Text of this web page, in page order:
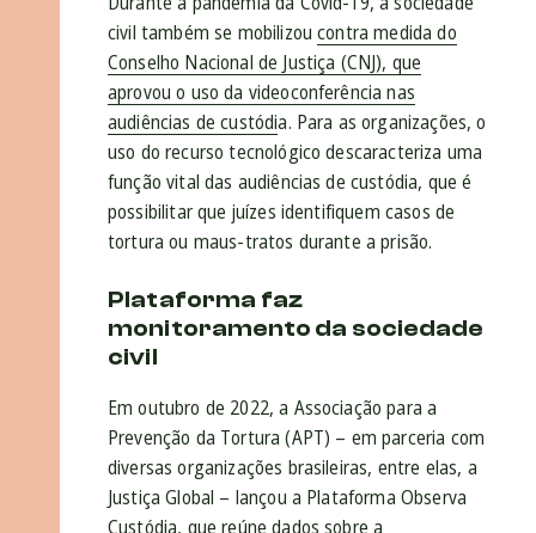
civil também se mobilizoucontra medida do
Conselho Nacional de Justiça (CNJ), que
aprovou o uso da videoconferência nas
audiências de custódia. Para as organizações, o
uso do recurso tecnológico descaracteriza uma
função vital das audiências de custódia, que é
possibilitar que juízes identifiquem casos de
tortura ou maus-tratos durante a prisão.
Plataforma faz
monitoramento da sociedade
civil
Em outubro de 2022, a Associação para a
Prevenção da Tortura (APT) – em parceria com
diversas organizações brasileiras, entre elas, a
Justiça Global – lançou a Plataforma Observa
Custódia, que reúne dados sobre a